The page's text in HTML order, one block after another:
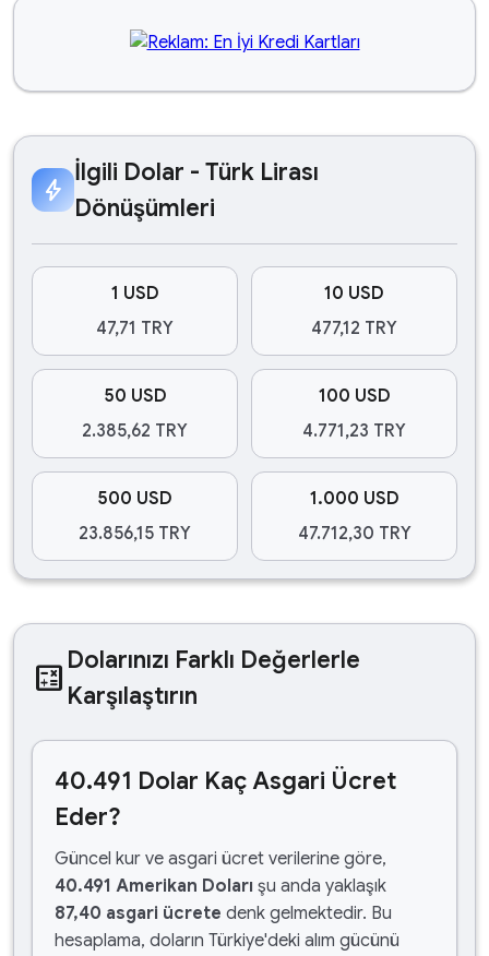
bolt
İlgili Dolar - Türk Lirası
Dönüşümleri
1 USD
47,71 TRY
10 USD
477,12 TRY
50 USD
2.385,62 TRY
100 USD
4.771,23 TRY
500 USD
23.856,15 TRY
1.000 USD
47.712,30 TRY
calculate Dolarınızı Farklı Değerlerle
Karşılaştırın
40.491 Dolar Kaç Asgari Ücret
Eder?
Güncel kur ve asgari ücret verilerine göre,
40.491 Amerikan Doları şu anda yaklaşık
87,40 asgari ücrete denk gelmektedir. Bu
hesaplama, doların Türkiye'deki alım gücünü